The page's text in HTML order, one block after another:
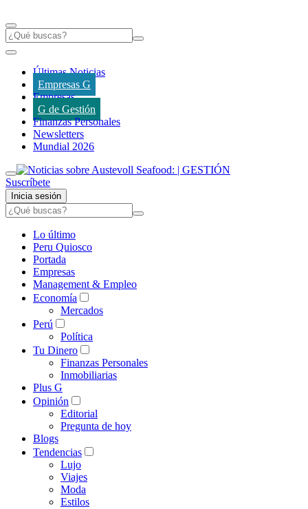
Últimas Noticias
Empresas G
Empresas
G de Gestión
Finanzas Personales
Newsletters
Mundial 2026
Suscríbete
Inicia sesión
Lo último
Peru Quiosco
Portada
Empresas
Management & Empleo
Economía
Mercados
Perú
Política
Tu Dinero
Finanzas Personales
Inmobiliarias
Plus G
Opinión
Editorial
Pregunta de hoy
Blogs
Tendencias
Lujo
Viajes
Moda
Estilos